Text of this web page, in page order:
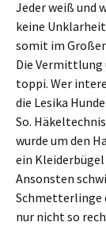
Jeder weiß und
keine
somit im
Die Vermittlung
toppi. Wer
die Lesika
So.
wurde um den
ein
Ansonsten
Schmetterlinge
nur nicht so